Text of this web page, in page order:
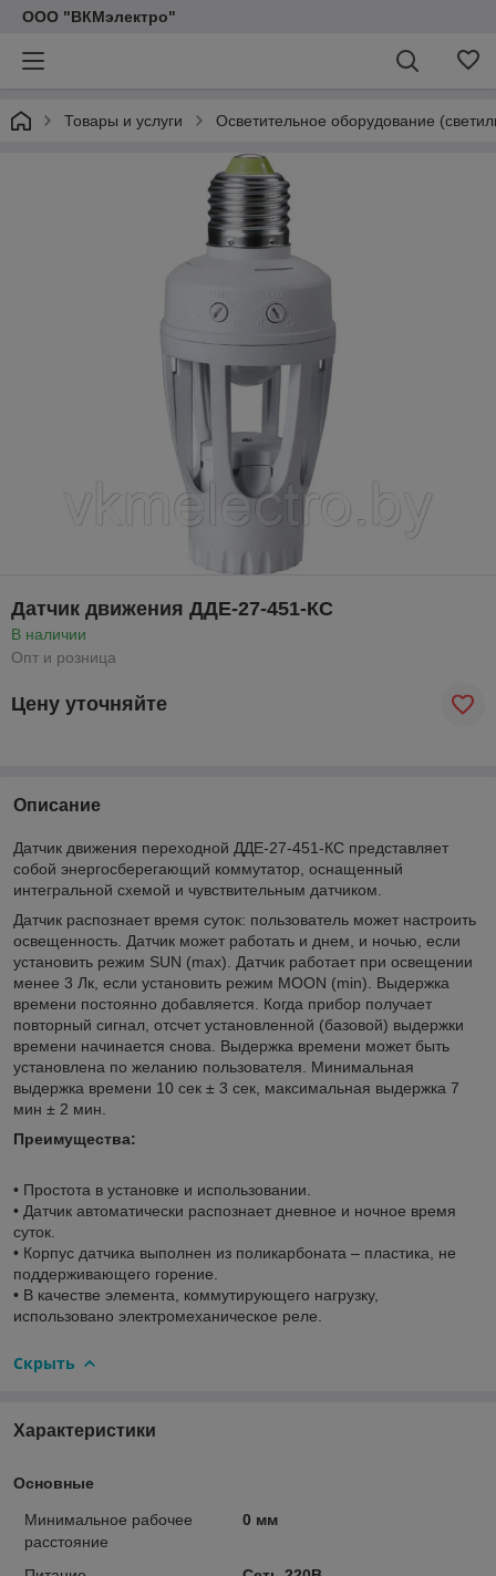
ООО "ВКМэлектро"
Товары и услуги Осветительное оборудование
Датчик движения ДДЕ-27-451-КС
В наличии
Опт и розница
Цену уточняйте
Описание
Датчик движения переходной ДДЕ-27-451-КС представляет
собой энергосберегающий коммутатор, оснащенный
интегральной схемой и чувствительным датчиком.
Датчик распознает время суток: пользователь может настроить
освещенность. Датчик может работать и днем, и ночью, если
установить режим SUN (max). Датчик работает при освещении
менее 3 Лк, если установить режим MOON (min). Выдержка
времени постоянно добавляется. Когда прибор получает
повторный сигнал, отсчет установленной (базовой) выдержки
времени начинается снова. Выдержка времени может быть
установлена по желанию пользователя. Минимальная
выдержка времени 10 сек ± 3 сек, максимальная выдержка 7
мин ± 2 мин.
Преимущества:
• Простота в установке и использовании.
• Датчик автоматически распознает дневное и ночное время
суток.
• Корпус датчика выполнен из поликарбоната – пластика, не
поддерживающего горение.
• В качестве элемента, коммутирующего нагрузку,
использовано электромеханическое реле.
Скрыть
Характеристики
Основные
Минимальное рабочее
расстояние
0 мм